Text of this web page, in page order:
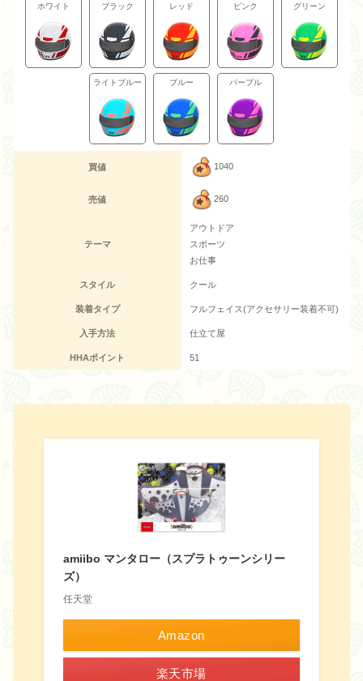
ホワイト ブラック レッド ピンク グリーン
ライトブルー ブルー パープル
買値 1040
売値 260
テーマ
アウトドア
スポーツ
お仕事
スタイル クール
装着タイプ フルフェイス(アクセサリー装着不可)
入手方法 仕立て屋
HHAポイント 51
amiibo マンタロー（スプラトゥーンシリー
ズ）
任天堂
Amazon
楽天市場